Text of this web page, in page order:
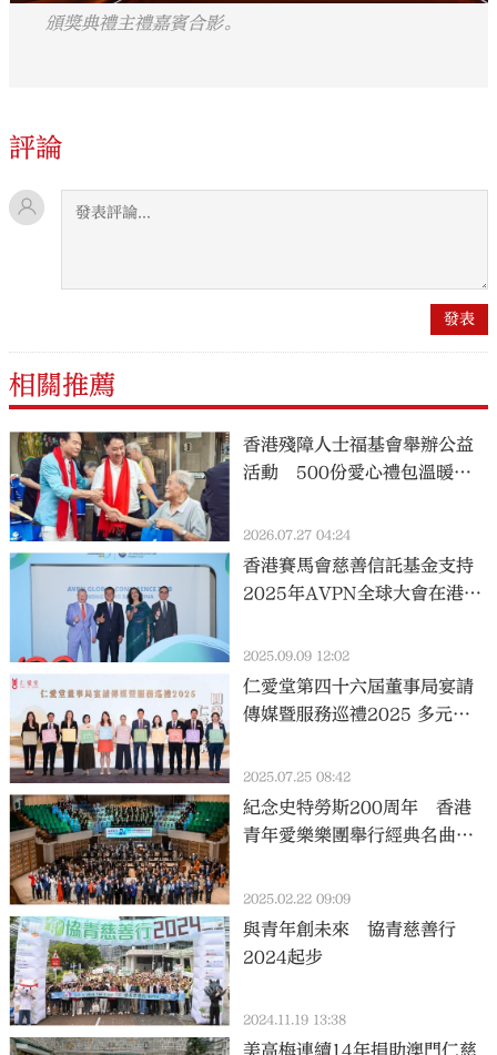
頒獎典禮主禮嘉賓合影。
評論
相關推薦
香港殘障人士福基會舉辦公益
活動 500份愛心禮包溫暖弱
2026.07.27 04:24
香港賽馬會慈善信託基金支持
2025年AVPN全球大會在港舉
展
2025.09.09 12:02
仁愛堂第四十六屆董事局宴請
傳媒暨服務巡禮2025 多元服
2025.07.25 08:42
紀念史特勞斯200周年 香港
青年愛樂樂團舉行經典名曲慈
2025.02.22 09:09
與青年創未來 協青慈善行
2024起步
2024.11.19 13:38
美高梅連續14年捐助澳門仁慈